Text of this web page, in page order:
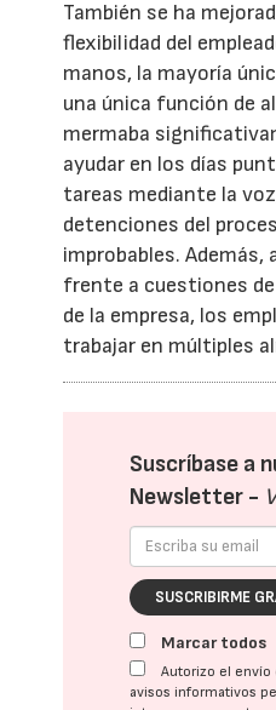
También se ha
flexibilidad del
manos, la mayoría
una única función de
mermaba
ayudar en los días
tareas mediante la
detenciones del
improbables. Además,
frente a cuestiones
de la empresa, los
trabajar en múltiples
Suscríbase a
Newsletter -
SUSCRIBIRME
Marcar todos
Autorizo el
avisos informativos